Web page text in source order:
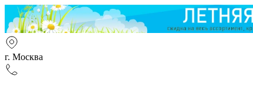
г. Москва